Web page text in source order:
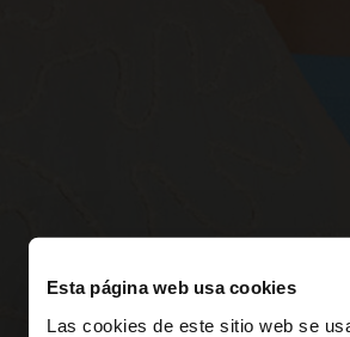
Esta página web usa cookies
Las cookies de este sitio web se